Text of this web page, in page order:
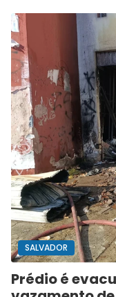
SALVADOR
Prédio é